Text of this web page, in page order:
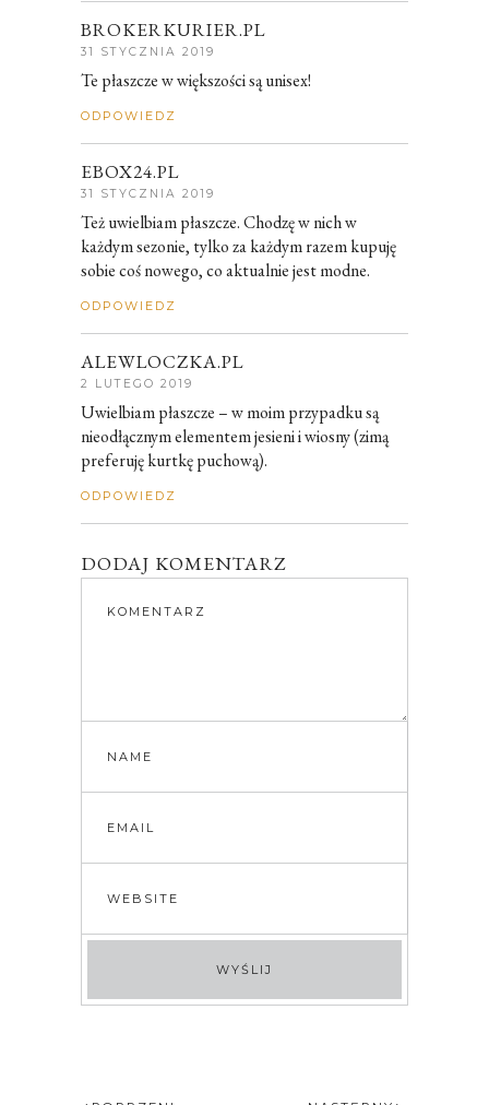
BROKERKURIER.PL
31 STYCZNIA 2019
Te płaszcze w większości są unisex!
ODPOWIEDZ
EBOX24.PL
31 STYCZNIA 2019
Też uwielbiam płaszcze. Chodzę w nich w
każdym sezonie, tylko za każdym razem kupuję
sobie coś nowego, co aktualnie jest modne.
ODPOWIEDZ
ALEWLOCZKA.PL
2 LUTEGO 2019
Uwielbiam płaszcze – w moim przypadku są
nieodłącznym elementem jesieni i wiosny (zimą
preferuję kurtkę puchową).
ODPOWIEDZ
DODAJ KOMENTARZ